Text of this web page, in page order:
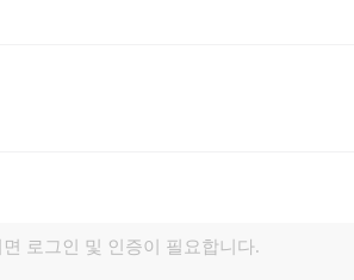
정체가 ㅈㅂㄹ라고??? ㅈㅂㄹ의 정체는?
배운 내용 복습! 복습하면 나도 우리말 달인!